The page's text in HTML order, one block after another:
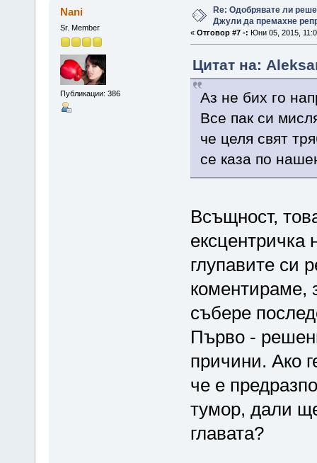
Nani
Sr. Member
Публикации: 386
Re: Одобрявате ли
Джули да премахне
« Отговор #7 -: Юни 05, 2015,
Цитат на:
Аз не бих го
Все пак си
че целя свят
се каза по
Всъщност,
ексцентричка
глупавите си
коментираме,
събере
Първо -
причини. Ако
че е
тумор, дали
главата?